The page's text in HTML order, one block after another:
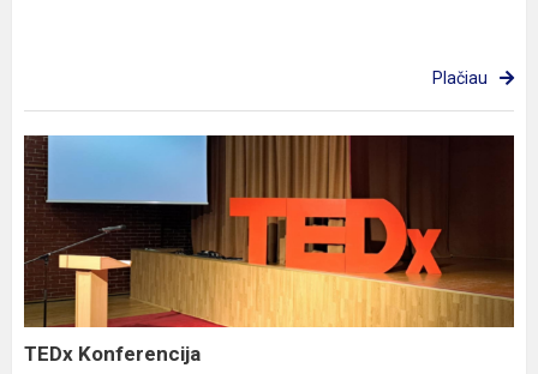
Plačiau
TEDx
Konferencija
TEDx Konferencija